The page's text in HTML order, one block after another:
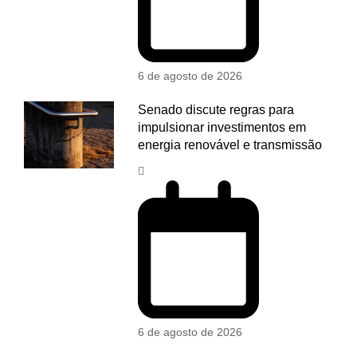
6 de agosto de 2026
Senado discute regras para
impulsionar investimentos em
energia renovável e transmissão
6 de agosto de 2026